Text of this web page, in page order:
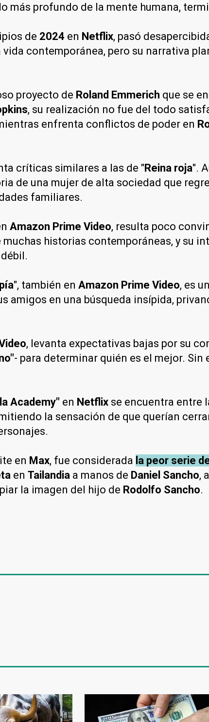
más profundo de la mente humana,
de 2024 en Netflix, pasó
contemporánea, pero su narrativa
proyecto de Roland Emmerich que se
, su realización no fue del todo
enfrenta conflictos de poder en
críticas similares a las de "Reina roja".
de una mujer de alta sociedad que
familiares.
Amazon Prime Video, resulta poco
historias contemporáneas, y su
", también en Amazon Prime Video, es
amigos en una búsqueda insípida,
, levanta expectativas bajas por su
- para determinar quién es el mejor.
Academy" en Netflix se encuentra entre
la sensación de que querían
en Max, fue considerada la peor serie
en Tailandia a manos de Daniel Sancho,
la imagen del hijo de Rodolfo Sancho.